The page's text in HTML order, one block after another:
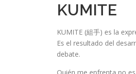
KUMITE
KUMITE (組手) es la
Es el resultado del
debate.